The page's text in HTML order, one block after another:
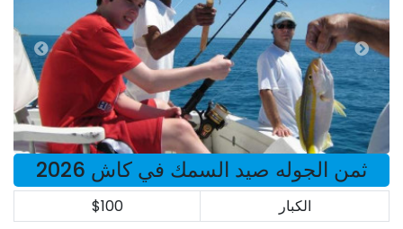
ثمن الجوله صيد السمك في كاش 2026
الكبار $100